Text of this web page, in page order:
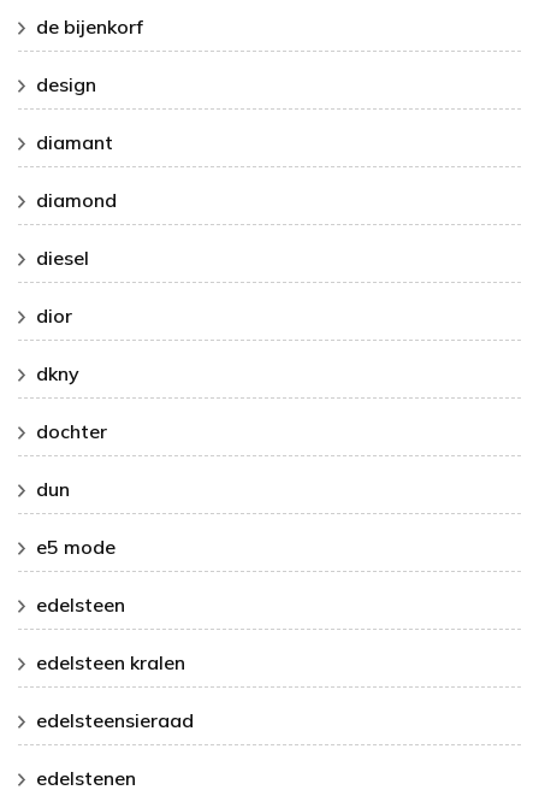
de bijenkorf
design
diamant
diamond
diesel
dior
dkny
dochter
dun
e5 mode
edelsteen
edelsteen kralen
edelsteensieraad
edelstenen